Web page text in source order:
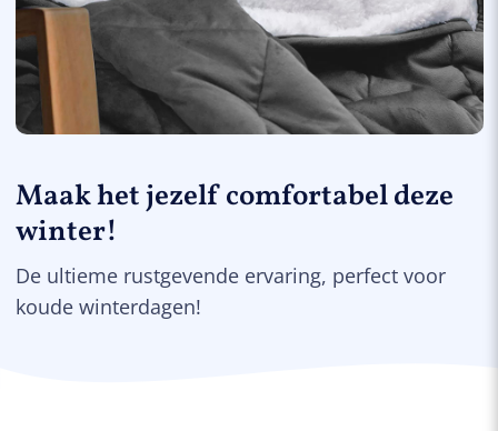
Maak het jezelf comfortabel deze
winter!
De ultieme rustgevende ervaring, perfect voor
koude winterdagen!